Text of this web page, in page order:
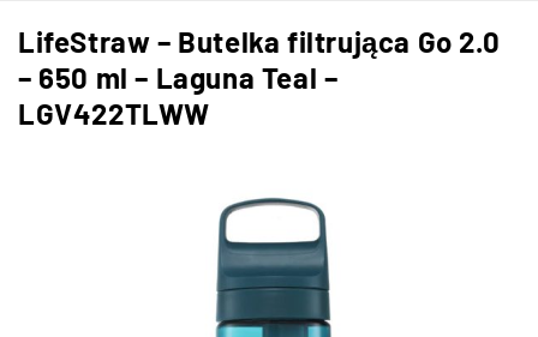
LifeStraw – Butelka filtrująca Go 2.0
– 650 ml – Laguna Teal –
LGV422TLWW